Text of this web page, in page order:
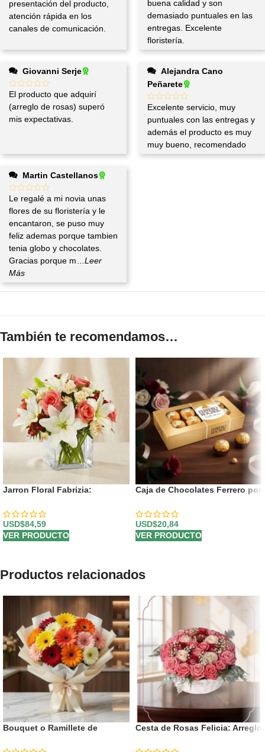
presentación del producto,
atención rápida en los
canales de comunicación.
buena calidad y son
demasiado puntuales en las
entregas. Excelente
floristería.
Giovanni Serje
El producto que adquirí
(arreglo de rosas) superó
mis expectativas.
Peñarete
Excelente servicio, muy
puntuales con las entregas y
además el producto es muy
muy bueno, recomendado
Martin Castellanos
Le regalé a mi novia unas
flores de su floristería y le
encantaron, se puso muy
feliz ademas porque tambien
tenia globo y chocolates.
Gracias porque m
...Leer
Más
También te recomendamos…
Jarron Floral Fabrizia:
Lirios 🤍
USD$84,59
VER PRODUCTO
Caja de Chocolates Ferrero por
USD$20,84
VER PRODUCTO
Productos relacionados
Bouquet o Ramillete de
Cesta de Rosas Felicia: Arreglo